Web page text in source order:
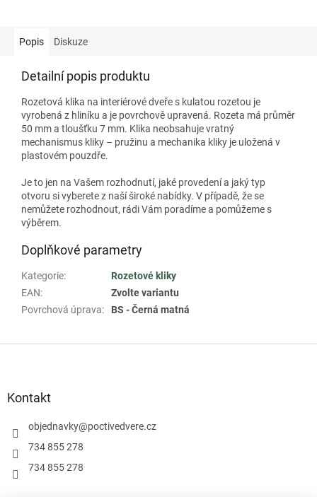
Popis Diskuze
Detailní popis produktu
Rozetová klika na interiérové dveře s kulatou rozetou je
vyrobená z hliníku a je povrchově upravená. Rozeta má průměr
50 mm a tloušťku 7 mm. Klika neobsahuje vratný
mechanismus kliky – pružinu a mechanika kliky je uložená v
plastovém pouzdře.
Je to jen na Vašem rozhodnutí, jaké provedení a jaký typ
otvoru si vyberete z naší široké nabídky. V případě, že se
nemůžete rozhodnout, rádi Vám poradíme a pomůžeme s
výběrem.
Doplňkové parametry
Kategorie:
Rozetové kliky
EAN:
Zvolte variantu
Povrchová úprava: BS - Černá matná
Kontakt
objednavky@poctivedvere.cz
734 855 278
734 855 278